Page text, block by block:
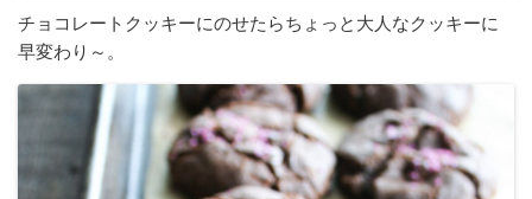
チョコレートクッキーにのせたらちょっと大人なクッキーに
早変わり～。